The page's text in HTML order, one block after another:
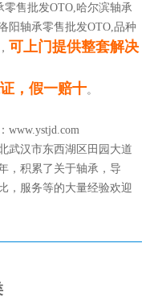
售批发OTO,哈尔滨轴承
阳轴承零售批发OTO,品种
可上门提供整套解决
，假一赔十。
www.ystjd.com
武汉市东西湖区田园大道
，积累了关于轴承，导
，服务等的大量经验欢迎